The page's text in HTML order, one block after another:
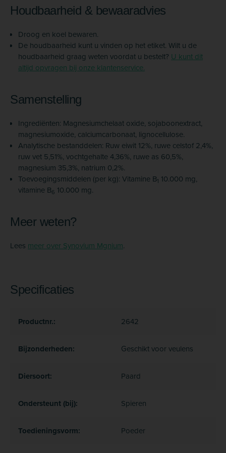
Houdbaarheid & bewaaradvies
Droog en koel bewaren.
De houdbaarheid kunt u vinden op het etiket. Wilt u de
houdbaarheid graag weten voordat u bestelt? U kunt dit
altijd opvragen bij onze klantenservice.
Samenstelling
Ingrediënten: Magnesiumchelaat oxide, sojaboonextract,
magnesiumoxide, calciumcarbonaat, lignocellulose.
Analytische bestanddelen: Ruw eiwit 12%, ruwe celstof 2,4%,
ruw vet 5,51%, vochtgehalte 4,36%, ruwe as 60,5%,
magnesium 35,3%, natrium 0,2%.
Toevoegingsmiddelen (per kg): Vitamine B1 10.000 mg,
vitamine B6 10.000 mg.
Meer weten?
Lees meer over Synovium Mgnium.
Specificaties
Productnr.: 2642
Bijzonderheden: Geschikt voor veulens
Diersoort: Paard
Ondersteunt (bij): Spieren
Toedieningsvorm: Poeder